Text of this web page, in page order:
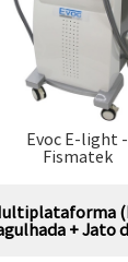
Evoc E-light -
Fismatek
+ Jato